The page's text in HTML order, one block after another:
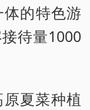
的特色游
待量1000
夏菜种植